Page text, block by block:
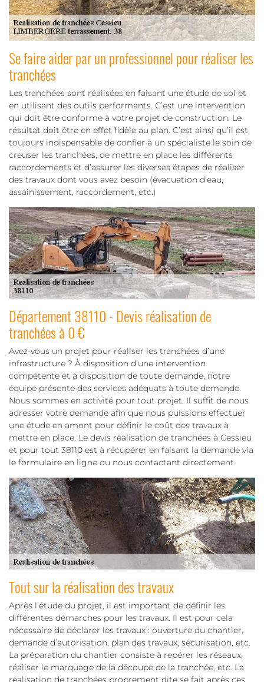
Se faire aider par un professionnel pour réaliser les
tranchées
Les tranchées sont réalisées en faisant une étude de sol et
en utilisant des outils performants. C’est une intervention
qui doit être conforme à votre projet de construction. Le
résultat doit être en effet fidèle au plan. C’est ainsi qu’il est
toujours indispensable de confier à un spécialiste le soin de
creuser les tranchées, de mettre en place les différents
raccordements et d’assurer les diverses étapes de réaliser
des travaux dont vous avez besoin (évacuation d’eau,
assainissement, raccordement, etc.)
Département 38110 - Devis réalisation de
tranchées à 0 €
Avez-vous un projet pour réaliser les tranchées d’une
infrastructure ? À disposition d’une intervention
compétente et à disposition de toute demande, notre
équipe présente des services adéquats à toute demande.
Nous sommes en activité pour tout projet. Il suffit de nous
adresser votre demande afin que nous puissions effectuer
une étude en amont pour définir le coût des travaux à
mettre en place. Le devis réalisation de tranchées à Cessieu
et pour tout 38110 est à récupérer en faisant la demande via
le formulaire en ligne ou nous contactant directement.
Tout sur la réalisation des travaux
Après l’étude du projet, il est important de définir les
différentes démarches pour les travaux. Il est pour cela
nécessaire de déclarer les travaux : ouverture du chantier,
demande d’autorisation, plan des travaux, sécurisation, etc.
La préparation du chantier consiste à repérer les réseaux,
réaliser le marquage de la découpe de la tranchée, etc. La
réalisation de tranchées proprement dite se fait après ces